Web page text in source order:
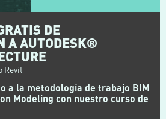
DE
A AUTODESK®
Revit
a la metodología de trabajo BIM
Modeling con nuestro curso de